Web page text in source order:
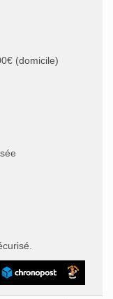
(domicile)